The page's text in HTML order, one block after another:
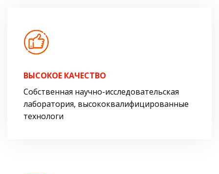
ВЫСОКОЕ КАЧЕСТВО
Собственная научно-исследовательская
лаборатория, высококвалифицированные
технологи